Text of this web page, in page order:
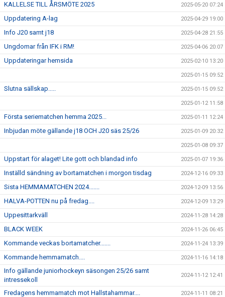
KALLELSE TILL ÅRSMÖTE 2025 2025-05-20 07:24
Uppdatering A-lag 2025-04-29 19:00
Info J20 samt j18 2025-04-28 21:55
Ungdomar från IFK i RM! 2025-04-06 20:07
Uppdateringar hemsida 2025-02-10 13:20
2025-01-15 09:52
Slutna sällskap..... 2025-01-15 09:52
2025-01-12 11:58
Första seriematchen hemma 2025... 2025-01-11 12:24
Inbjudan möte gällande j18 OCH J20 säs 25/26 2025-01-09 20:32
2025-01-08 09:37
Uppstart för alaget! Lite gott och blandad info 2025-01-07 19:36
Inställd sändning av bortamatchen i morgon tisdag 2024-12-16 09:33
Sista HEMMAMATCHEN 2024....... 2024-12-09 13:56
HALVA-POTTEN nu på fredag.... 2024-12-09 13:29
Uppesittarkväll 2024-11-28 14:28
BLACK WEEK 2024-11-26 06:45
Kommande veckas bortamatcher....... 2024-11-24 13:39
Kommande hemmamatch.... 2024-11-16 14:18
Info gällande juniorhockeyn säsongen 25/26 samt
intressekoll
2024-11-12 12:41
Fredagens hemmamatch mot Hallstahammar.... 2024-11-11 08:21